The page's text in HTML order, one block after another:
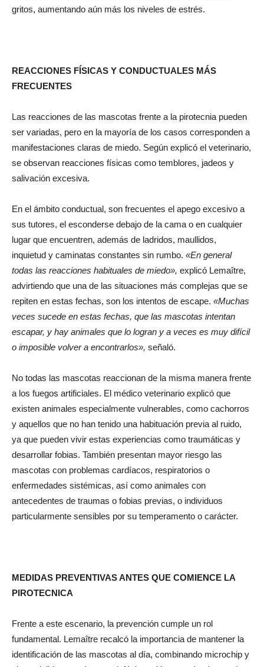
gritos, aumentando aún más los niveles de estrés.
REACCIONES FÍSICAS Y CONDUCTUALES MÁS
FRECUENTES
Las reacciones de las mascotas frente a la pirotecnia pueden
ser variadas, pero en la mayoría de los casos corresponden a
manifestaciones claras de miedo. Según explicó el veterinario,
se observan reacciones físicas como temblores, jadeos y
salivación excesiva.
En el ámbito conductual, son frecuentes el apego excesivo a
sus tutores, el esconderse debajo de la cama o en cualquier
lugar que encuentren, además de ladridos, maullidos,
inquietud y caminatas constantes sin rumbo. «En general
todas las reacciones habituales de miedo», explicó Lemaître,
advirtiendo que una de las situaciones más complejas que se
repiten en estas fechas, son los intentos de escape. «Muchas
veces sucede en estas fechas, que las mascotas intentan
escapar, y hay animales que lo logran y a veces es muy difícil
o imposible volver a encontrarlos», señaló.
No todas las mascotas reaccionan de la misma manera frente
a los fuegos artificiales. El médico veterinario explicó que
existen animales especialmente vulnerables, como cachorros
y aquellos que no han tenido una habituación previa al ruido,
ya que pueden vivir estas experiencias como traumáticas y
desarrollar fobias. También presentan mayor riesgo las
mascotas con problemas cardíacos, respiratorios o
enfermedades sistémicas, así como animales con
antecedentes de traumas o fobias previas, o individuos
particularmente sensibles por su temperamento o carácter.
MEDIDAS PREVENTIVAS ANTES QUE COMIENCE LA
PIROTECNICA
Frente a este escenario, la prevención cumple un rol
fundamental. Lemaître recalcó la importancia de mantener la
identificación de las mascotas al día, combinando microchip y